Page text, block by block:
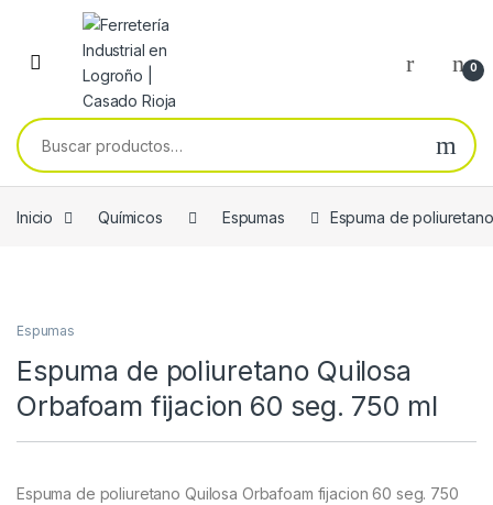
Skip to navigation
Skip to content
0
Buscar por:
Inicio Químicos Espumas Espuma de
Espumas
Espuma de poliuretano Quilosa
Orbafoam fijacion 60 seg. 750 ml
Espuma de poliuretano Quilosa Orbafoam fijacion 60 seg. 750